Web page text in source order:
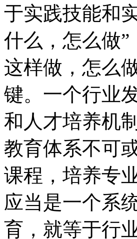
于实践技能和
什么，怎么做
这样做，怎么
键。一个行业
和人才培养机
教育体系不可
课程，培养专
应当是一个系
育，就等于行